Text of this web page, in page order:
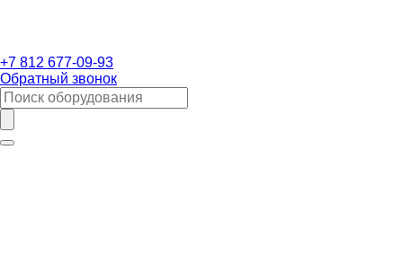
+7 812 677-09-93
Обратный звонок